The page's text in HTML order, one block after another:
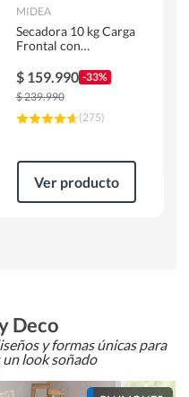
MIDEA
Secadora 10 kg Carga
Frontal con
MD100A100/W2
$ 159.990 -33%
$239.990
(275)
Ver producto
Deco
y formas únicas para
un look soñado